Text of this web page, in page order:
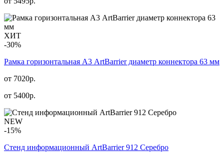
ХИТ
-30%
Рамка горизонтальная А3 ArtBarrier диаметр коннектора 63 мм
от 7020р.
от 5400р.
NEW
-15%
Стенд информационный АrtBarrier 912 Серебро